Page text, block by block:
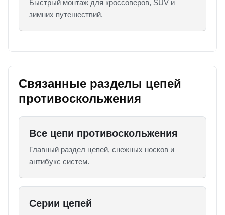
Быстрый монтаж для кроссоверов, SUV и
зимних путешествий.
Связанные разделы цепей
противоскольжения
Все цепи противоскольжения
Главный раздел цепей, снежных носков и
антибукс систем.
Серии цепей